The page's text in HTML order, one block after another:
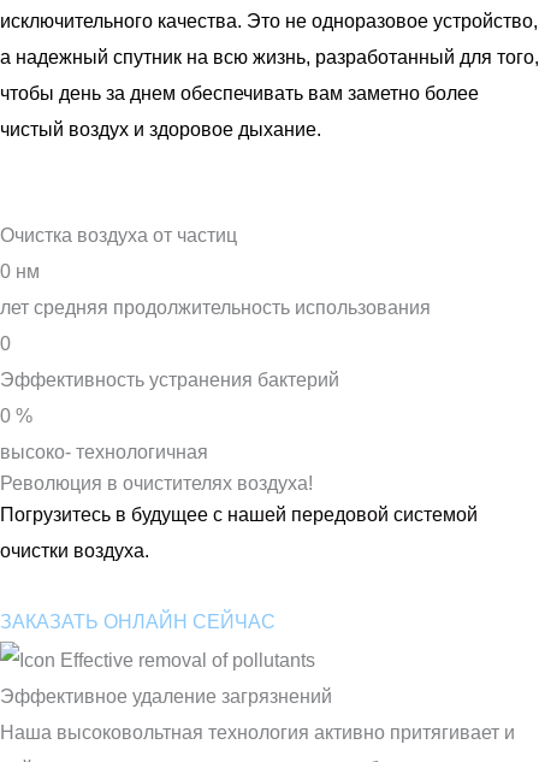
исключительного качества. Это не одноразовое устройство,
а надежный спутник на всю жизнь, разработанный для того,
чтобы день за днем обеспечивать вам заметно более
чистый воздух и здоровое дыхание.
Очистка воздуха от частиц
0 нм
лет средняя продолжительность использования
0
Эффективность устранения бактерий
0 %
высоко- технологичная
Революция в очистителях воздуха!
Погрузитесь в будущее с нашей передовой системой
очистки воздуха.
ЗАКАЗАТЬ ОНЛАЙН СЕЙЧАС
Эффективное удаление загрязнений
Наша высоковольтная технология активно притягивает и